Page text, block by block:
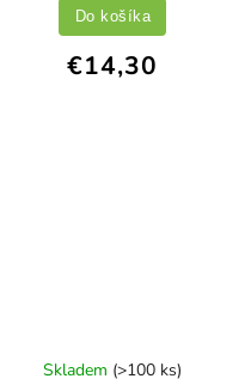
€14,30
Do košíka
Skladem (>100 ks)